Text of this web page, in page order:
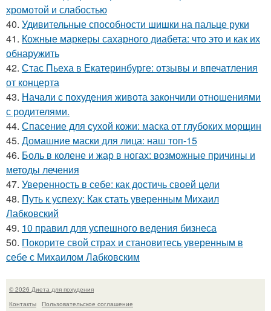
хромотой и слабостью
40. Удивительные способности шишки на пальце руки
41. Кожные маркеры сахарного диабета: что это и как их
обнаружить
42. Стас Пьеха в Екатеринбурге: отзывы и впечатления
от концерта
43. Начали с похудения живота закончили отношениями
с родителями.
44. Спасение для сухой кожи: маска от глубоких морщин
45. Домашние маски для лица: наш топ-15
46. Боль в колене и жар в ногах: возможные причины и
методы лечения
47. Уверенность в себе: как достичь своей цели
48. Путь к успеху: Как стать уверенным Михаил
Лабковский
49. 10 правил для успешного ведения бизнеса
50. Покорите свой страх и становитесь уверенным в
себе с Михаилом Лабковским
© 2026 Диета для похудения
Контакты
Пользовательское соглашение